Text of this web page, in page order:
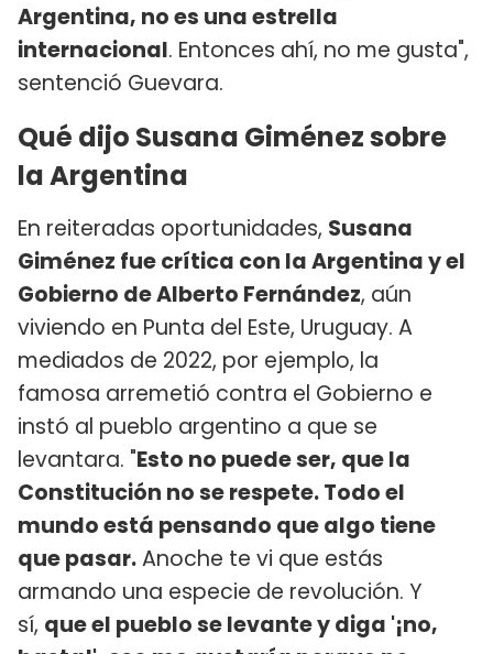
Argentina, no es una estrella
internacional. Entonces ahí, no me gusta",
sentenció Guevara.
Qué dijo Susana Giménez sobre
la Argentina
En reiteradas oportunidades, Susana
Giménez fue crítica con la Argentina y el
Gobierno de Alberto Fernández, aún
viviendo en Punta del Este, Uruguay. A
mediados de 2022, por ejemplo, la
famosa arremetió contra el Gobierno e
instó al pueblo argentino a que se
levantara. "Esto no puede ser, que la
Constitución no se respete. Todo el
mundo está pensando que algo tiene
que pasar.Anoche te vi que estás
armando una especie de revolución. Y
sí, que el pueblo se levante y diga '¡no,